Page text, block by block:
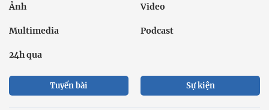
Ảnh Video
Multimedia Podcast
24h qua
Tuyến bài Sự kiện